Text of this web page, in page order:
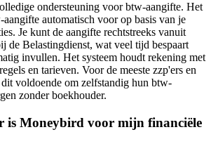
ondersteuning voor btw-aangifte. Het
automatisch voor op basis van je
Je kunt de aangifte rechtstreeks vanuit
de Belastingdienst, wat veel tijd bespaart
invullen. Het systeem houdt rekening met
en tarieven. Voor de meeste zzp'ers en
voldoende om zelfstandig hun btw-
zonder boekhouder.
is Moneybird voor mijn financiële